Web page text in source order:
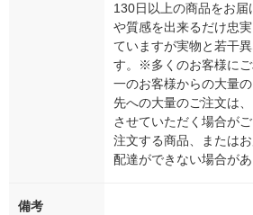
130日以上の商品をお
や質感を出来るだけ忠
ていますが実物と若干
す。※多くのお客様に
一のお客様からの大量
先への大量のご注文は
させていただく場合が
注文する商品、または
配達ができない場合があ
備考